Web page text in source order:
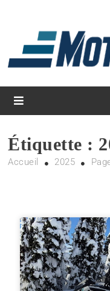
Magazine
Étiquette :
Accueil 2025